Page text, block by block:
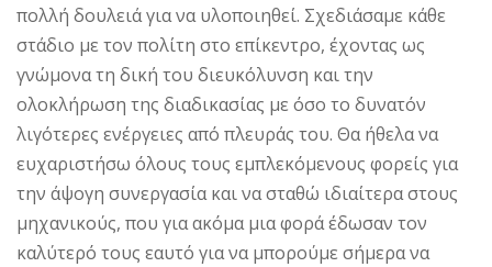
πολλή δουλειά για να υλοποιηθεί. Σχεδιάσαμε κάθε
στάδιο με τον πολίτη στο επίκεντρο, έχοντας ως
γνώμονα τη δική του διευκόλυνση και την
ολοκλήρωση της διαδικασίας με όσο το δυνατόν
λιγότερες ενέργειες από πλευράς του. Θα ήθελα να
ευχαριστήσω όλους τους εμπλεκόμενους φορείς για
την άψογη συνεργασία και να σταθώ ιδιαίτερα στους
μηχανικούς, που για ακόμα μια φορά έδωσαν τον
καλύτερό τους εαυτό για να μπορούμε σήμερα να